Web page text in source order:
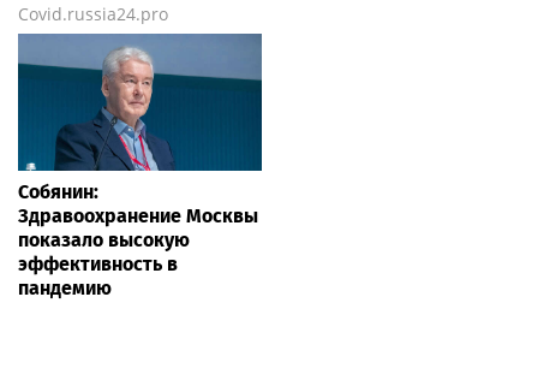
Covid.russia24.pro
Собянин:
Здравоохранение Москвы
показало высокую
эффективность в
пандемию